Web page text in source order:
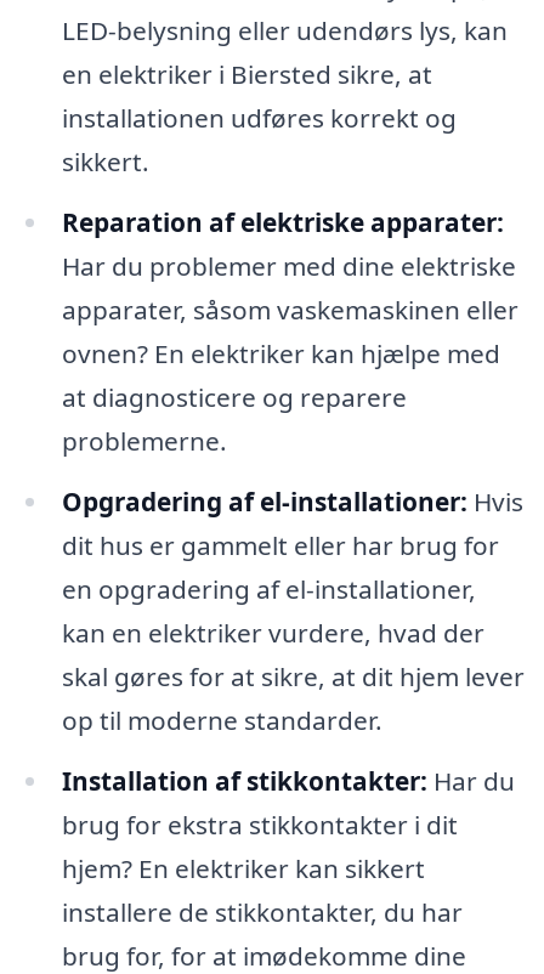
LED-belysning eller udendørs lys, kan
en elektriker i Biersted sikre, at
installationen udføres korrekt og
sikkert.
Reparation af elektriske apparater:
Har du problemer med dine elektriske
apparater, såsom vaskemaskinen eller
ovnen? En elektriker kan hjælpe med
at diagnosticere og reparere
problemerne.
Opgradering af el-installationer: Hvis
dit hus er gammelt eller har brug for
en opgradering af el-installationer,
kan en elektriker vurdere, hvad der
skal gøres for at sikre, at dit hjem lever
op til moderne standarder.
Installation af stikkontakter: Har du
brug for ekstra stikkontakter i dit
hjem? En elektriker kan sikkert
installere de stikkontakter, du har
brug for, for at imødekomme dine